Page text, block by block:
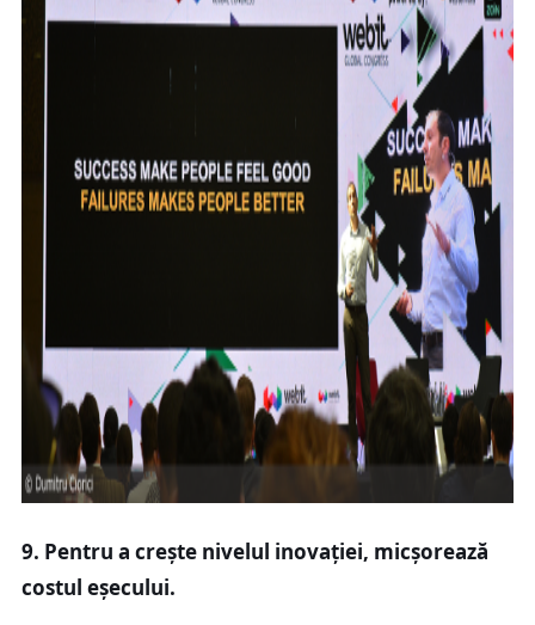
9. Pentru a crește nivelul inovației, micșorează
costul eșecului.